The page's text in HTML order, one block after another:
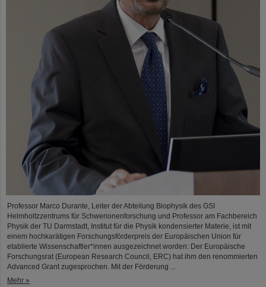
Professor Marco Durante, Leiter der Abteilung Biophysik des GSI
Helmholtzzentrums für Schwerionenforschung und Professor am Fachbereich
Physik der TU Darmstadt, Institut für die Physik kondensierter Materie, ist mit
einem hochkarätigen Forschungsförderpreis der Europäischen Union für
etablierte Wissenschaftler*innen ausgezeichnet worden: Der Europäische
Forschungsrat (European Research Council, ERC) hat ihm den renommierten
Advanced Grant zugesprochen. Mit der Förderung ...
Mehr »